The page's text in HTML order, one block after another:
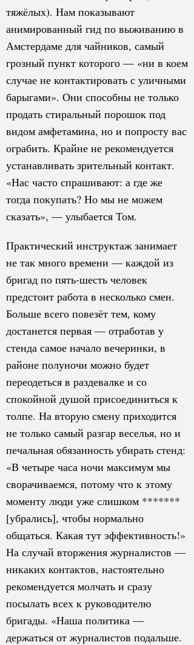
тяжёлых). Нам показывают
анимированный гид по выживанию в
Амстердаме для чайников, самый
грозный пункт которого — «ни в коем
случае не контактировать с уличными
барыгами». Они способны не только
продать стиральный порошок под
видом амфетамина, но и попросту вас
ограбить. Крайне не рекомендуется
устанавливать зрительный контакт.
«Нас часто спрашивают: а где же
тогда покупать? Но мы не можем
сказать», — улыбается Том.
Практический инструктаж занимает
не так много времени — каждой из
бригад по пять-шесть человек
предстоит работа в несколько смен.
Больше всего повезёт тем, кому
достанется первая — отработав у
стенда самое начало вечеринки, в
районе полуночи можно будет
переодеться в раздевалке и со
спокойной душой присоединиться к
толпе. На вторую смену приходится
не только самый разгар веселья, но и
печальная обязанность убирать стенд:
«В четыре часа ночи максимум мы
сворачиваемся, потому что к этому
моменту люди уже слишком *******
[убрались], чтобы нормально
общаться. Какая тут эффективность!»
На случай вторжения журналистов —
никаких контактов, настоятельно
рекомендуется молчать и сразу
посылать всех к руководителю
бригады. «Наша политика —
держаться от журналистов подальше.